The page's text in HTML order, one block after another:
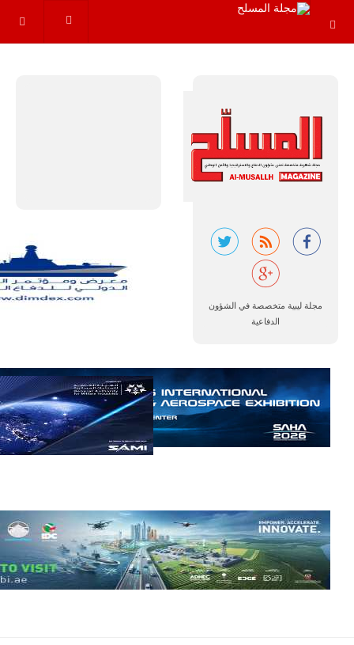
مجلة ليبية متخصصة في الشؤون
الدفاعية
مالي |
مشاركة
العصابات في
مالي.
مع تصاعد حدة
الحرب الجوية
الروسية في
مالي رُصدت
التمرد في
منطقة الساحل،
فإن الجمع بين
قدرة طائرة
أوريون على
التحليق…